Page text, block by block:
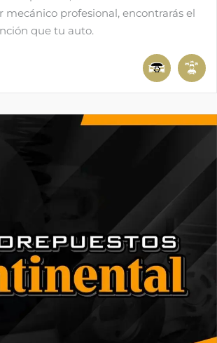
mecánico profesional, encontrarás el
que tu auto.